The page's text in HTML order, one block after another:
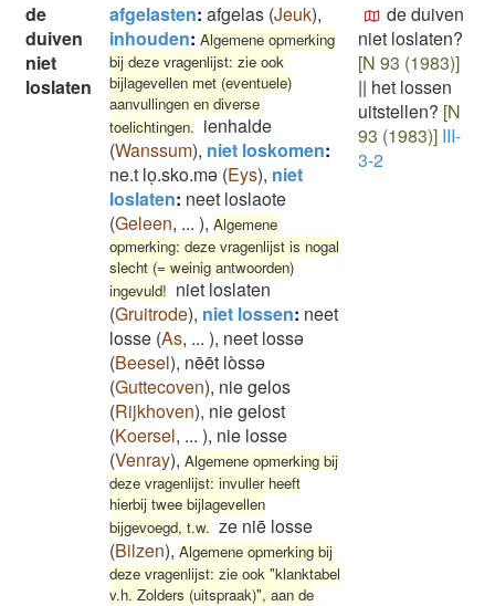
de
duiven
niet
loslaten
afgelasten: afgelas (Jeuk),
inhouden: Algemene opmerking
bij deze vragenlijst: zie ook
bijlagevellen met (eventuele)
aanvullingen en diverse
toelichtingen. ienhalde
(Wanssum), niet loskomen:
ne.t loͅ.sko.mə (Eys), niet
loslaten: neet loslaote
(Geleen, ... ), Algemene
opmerking: deze vragenlijst is nogal
slecht (= weinig antwoorden)
ingevuld! niet loslaten
(Gruitrode), niet lossen: neet
losse (As, ... ), neet lossə
(Beesel), nēēt lòssə
(Guttecoven), nie gelos
(Rijkhoven), nie gelost
(Koersel, ... ), nie losse
(Venray), Algemene opmerking bij
deze vragenlijst: invuller heeft
hierbij twee bijlagevellen
bijgevoegd, t.w. ze niē losse
(Bilzen), Algemene opmerking bij
deze vragenlijst: zie ook "klanktabel
v.h. Zolders (uitspraak)", aan de
de duiven
niet loslaten?
[N 93 (1983)]
|| het lossen
uitstellen? [N
93 (1983)] III-
3-2